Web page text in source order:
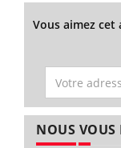
Vous aimez cet
NOUS